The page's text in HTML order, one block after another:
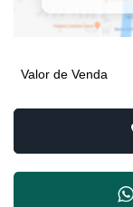
Valor de Venda